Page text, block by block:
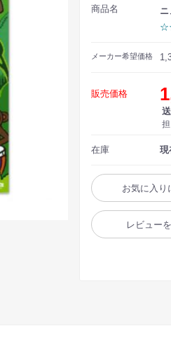
商品名
メーカー希望価格
販売価格
担
在庫 現
お気に入り
レビュー